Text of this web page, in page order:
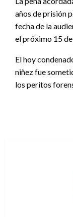
años de prisión
fecha de la
el próximo 15
El hoy
niñez fue
los peritos